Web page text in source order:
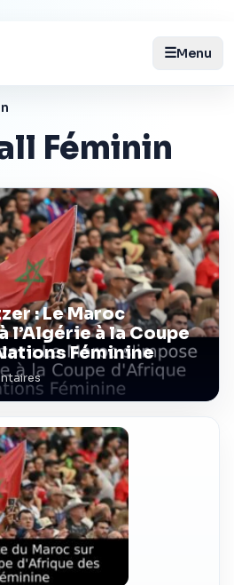
☰Menu
Féminin
: Le Maroc
l’Algérie à la Coupe
Féminine